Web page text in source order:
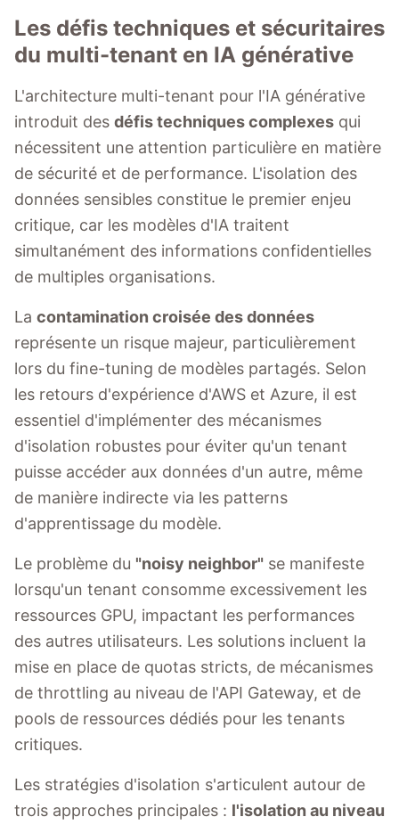
Les défis techniques et sécuritaires
du multi-tenant en IA générative
L'architecture multi-tenant pour l'IA générative
introduit des défis techniques complexes qui
nécessitent une attention particulière en matière
de sécurité et de performance. L'isolation des
données sensibles constitue le premier enjeu
critique, car les modèles d'IA traitent
simultanément des informations confidentielles
de multiples organisations.
La contamination croisée des données
représente un risque majeur, particulièrement
lors du fine-tuning de modèles partagés. Selon
les retours d'expérience d'AWS et Azure, il est
essentiel d'implémenter des mécanismes
d'isolation robustes pour éviter qu'un tenant
puisse accéder aux données d'un autre, même
de manière indirecte via les patterns
d'apprentissage du modèle.
Le problème du "noisy neighbor" se manifeste
lorsqu'un tenant consomme excessivement les
ressources GPU, impactant les performances
des autres utilisateurs. Les solutions incluent la
mise en place de quotas stricts, de mécanismes
de throttling au niveau de l'API Gateway, et de
pools de ressources dédiés pour les tenants
critiques.
Les stratégies d'isolation s'articulent autour de
trois approches principales : l'isolation au niveau